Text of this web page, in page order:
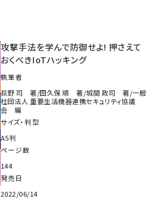
攻撃手法を学んで防御せよ! 押さえて
おくべきIoTハッキング
執筆者
荻野 司 著/田久保 順 著/城間 政司 著/一般
社団法人 重要生活機器連携セキュリティ協議
会 編
サイズ・判型
A5判
ページ数
144
発売日
2022/06/14